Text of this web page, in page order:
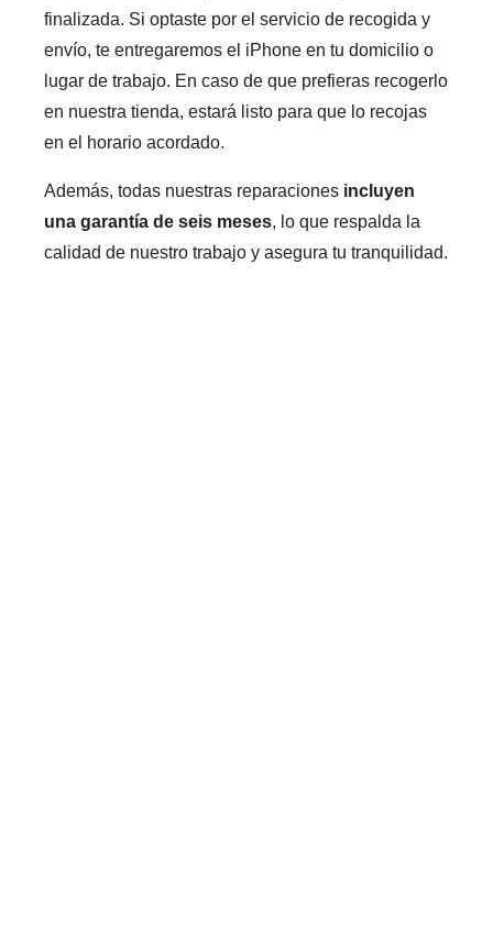
finalizada. Si optaste por el servicio de recogida y
envío, te entregaremos el iPhone en tu domicilio o
lugar de trabajo. En caso de que prefieras recogerlo
en nuestra tienda, estará listo para que lo recojas
en el horario acordado.
Además, todas nuestras reparaciones incluyen
una garantía de seis meses, lo que respalda la
calidad de nuestro trabajo y asegura tu tranquilidad.